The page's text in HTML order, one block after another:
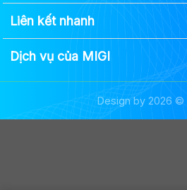
Liên kết nhanh
Dịch vụ của MIGI
Design by 2026 ©